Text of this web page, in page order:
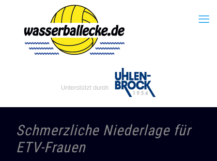
Schmerzliche Niederlage für
ETV-Frauen